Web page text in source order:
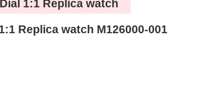
1:1 Replica watch
Replica watch M126000-001